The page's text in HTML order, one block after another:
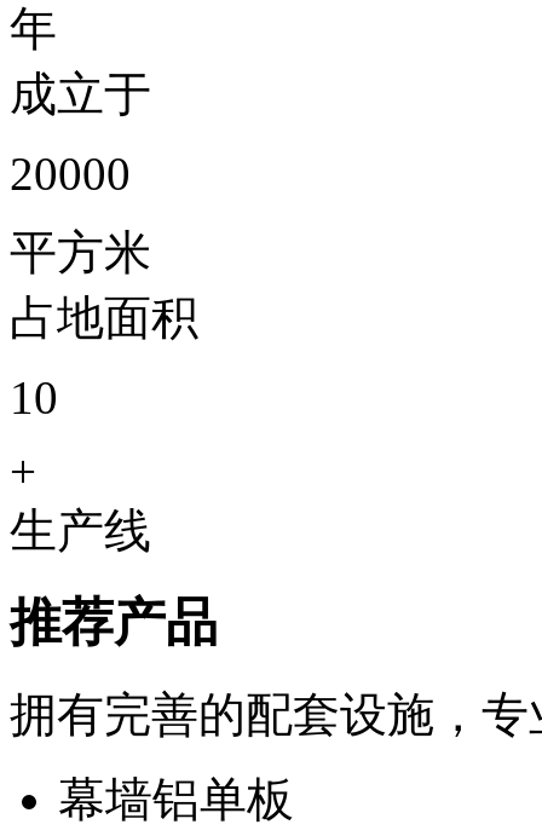
年
成立于
20000
平方米
占地面积
10
+
生产线
推荐产品
拥有完善的配套设施，
幕墙铝单板